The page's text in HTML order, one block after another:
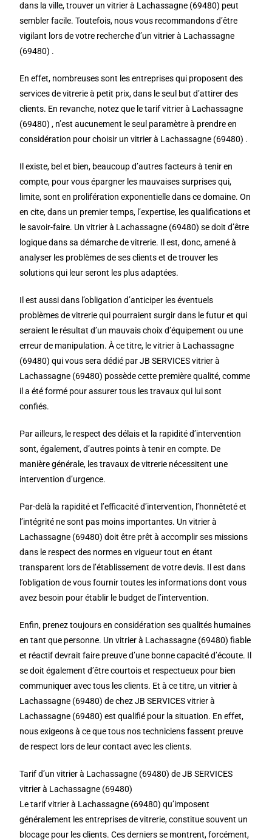
dans la ville, trouver un vitrier à Lachassagne (69480) peut
sembler facile. Toutefois, nous vous recommandons d’être
vigilant lors de votre recherche d’un vitrier à Lachassagne
(69480) .
En effet, nombreuses sont les entreprises qui proposent des
services de vitrerie à petit prix, dans le seul but d’attirer des
clients. En revanche, notez que le tarif vitrier à Lachassagne
(69480) , n’est aucunement le seul paramètre à prendre en
considération pour choisir un vitrier à Lachassagne (69480) .
Il existe, bel et bien, beaucoup d’autres facteurs à tenir en
compte, pour vous épargner les mauvaises surprises qui,
limite, sont en prolifération exponentielle dans ce domaine. On
en cite, dans un premier temps, l’expertise, les qualifications et
le savoir-faire. Un vitrier à Lachassagne (69480) se doit d’être
logique dans sa démarche de vitrerie. Il est, donc, amené à
analyser les problèmes de ses clients et de trouver les
solutions qui leur seront les plus adaptées.
Il est aussi dans l’obligation d’anticiper les éventuels
problèmes de vitrerie qui pourraient surgir dans le futur et qui
seraient le résultat d’un mauvais choix d’équipement ou une
erreur de manipulation. À ce titre, le vitrier à Lachassagne
(69480) qui vous sera dédié par JB SERVICES vitrier à
Lachassagne (69480) possède cette première qualité, comme
il a été formé pour assurer tous les travaux qui lui sont
confiés.
Par ailleurs, le respect des délais et la rapidité d’intervention
sont, également, d’autres points à tenir en compte. De
manière générale, les travaux de vitrerie nécessitent une
intervention d’urgence.
Par-delà la rapidité et l’efficacité d’intervention, l’honnêteté et
l’intégrité ne sont pas moins importantes. Un vitrier à
Lachassagne (69480) doit être prêt à accomplir ses missions
dans le respect des normes en vigueur tout en étant
transparent lors de l’établissement de votre devis. Il est dans
l’obligation de vous fournir toutes les informations dont vous
avez besoin pour établir le budget de l’intervention.
Enfin, prenez toujours en considération ses qualités humaines
en tant que personne. Un vitrier à Lachassagne (69480) fiable
et réactif devrait faire preuve d’une bonne capacité d’écoute. Il
se doit également d’être courtois et respectueux pour bien
communiquer avec tous les clients. Et à ce titre, un vitrier à
Lachassagne (69480) de chez JB SERVICES vitrier à
Lachassagne (69480) est qualifié pour la situation. En effet,
nous exigeons à ce que tous nos techniciens fassent preuve
de respect lors de leur contact avec les clients.
Tarif d’un vitrier à Lachassagne (69480) de JB SERVICES
vitrier à Lachassagne (69480)
Le tarif vitrier à Lachassagne (69480) qu’imposent
généralement les entreprises de vitrerie, constitue souvent un
blocage pour les clients. Ces derniers se montrent, forcément,